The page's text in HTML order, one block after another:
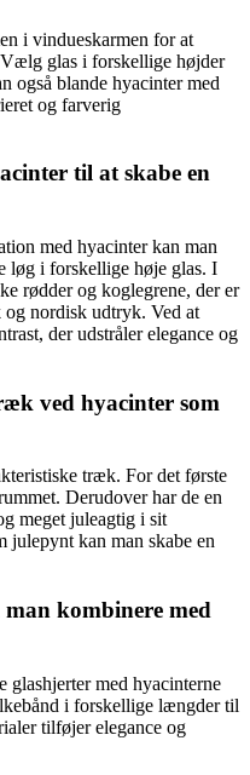
i vindueskarmen for at
glas i forskellige højder
også blande hyacinter med
og farverig
til at skabe en
med hyacinter kan man
løg i forskellige høje glas. I
rødder og koglegrene, der er
nordisk udtryk. Ved at
der udstråler elegance og
ved hyacinter som
træk. For det første
Derudover har de en
meget juleagtig i sit
julepynt kan man skabe en
kombinere med
glashjerter med hyacinterne
i forskellige længder til
tilføjer elegance og